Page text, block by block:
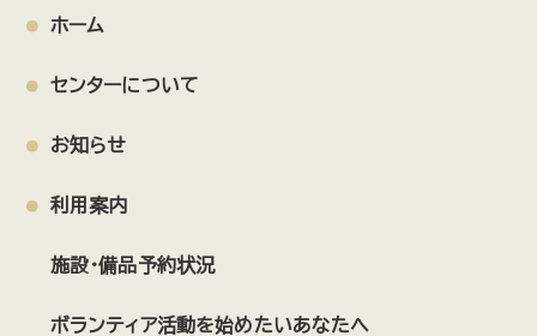
ホーム
センターについて
お知らせ
利用案内
施設・備品予約状況
ボランティア活動を始めたいあなたへ